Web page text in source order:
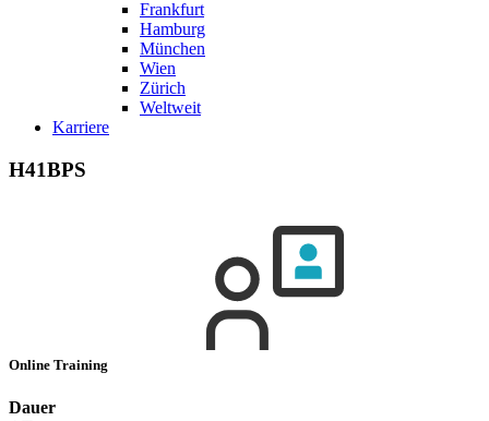
Frankfurt
Hamburg
München
Wien
Zürich
Weltweit
Karriere
H41BPS
Online Training
Dauer